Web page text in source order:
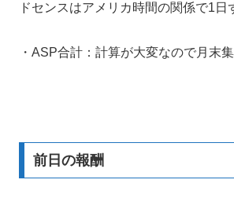
ドセンスはアメリカ時間の関係で1日
・ASP合計：計算が大変なので月末集
前日の報酬